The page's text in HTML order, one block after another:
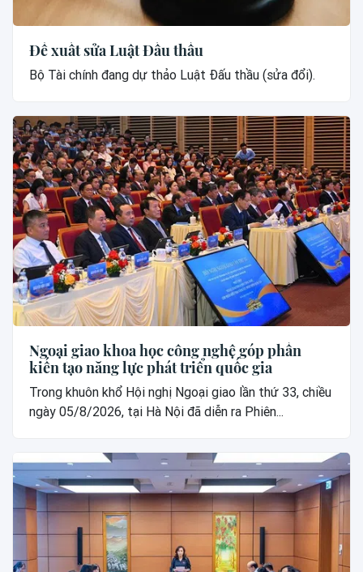
Đề xuất sửa Luật Đấu thầu
Bộ Tài chính đang dự thảo Luật Đấu thầu (sửa đổi).
Ngoại giao khoa học công nghệ góp phần
kiến tạo năng lực phát triển quốc gia
Trong khuôn khổ Hội nghị Ngoại giao lần thứ 33, chiều
ngày 05/8/2026, tại Hà Nội đã diễn ra Phiên...